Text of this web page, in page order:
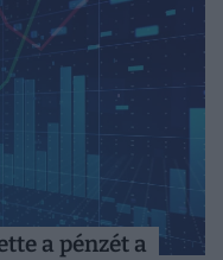
a pénzét a